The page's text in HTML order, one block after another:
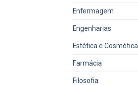
Enfermagem
Engenharias
Estética e Cosmética
Farmácia
Filosofia